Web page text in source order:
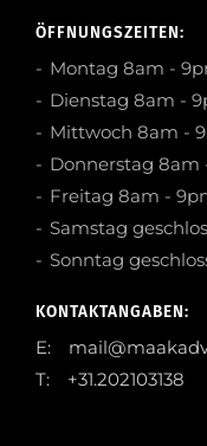
ÖFFNUNGSZEITEN:
Montag 8am -
Dienstag 8am -
Mittwoch 8am -
Donnerstag 8am
Freitag 8am -
Samstag
Sonntag
KONTAKTANGABEN:
E:
T: +31.202103138